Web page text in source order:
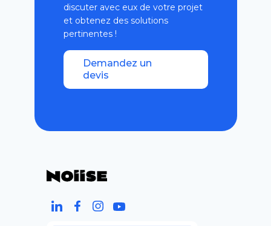
discuter avec eux de votre projet
et obtenez des solutions
pertinentes !
Demandez un
devis